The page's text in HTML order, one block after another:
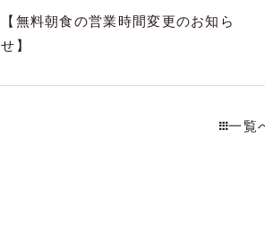
【無料朝食の営業時間変更のお知ら
せ】
一覧